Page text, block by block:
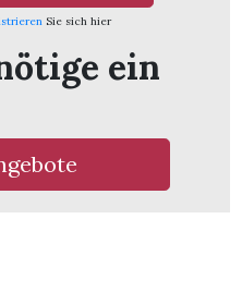
Sie sich hier
ein